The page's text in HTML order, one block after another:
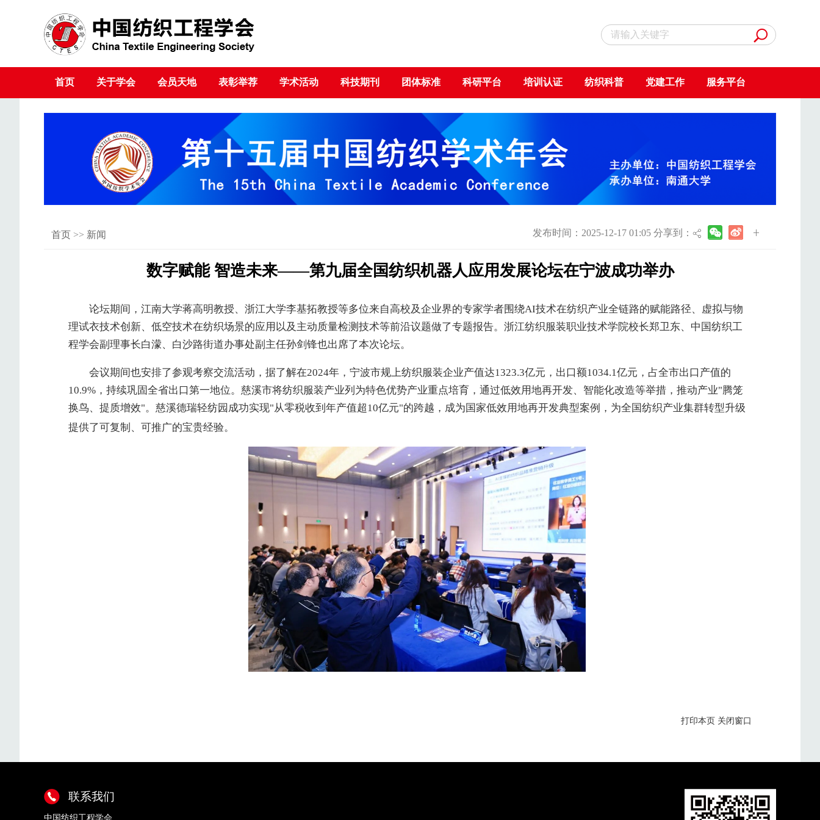
首页 关于学会 会员天地 表彰举荐 学术活动 科技期刊 团体标准 科研平台 培训认证 纺织科普 党建工作 服务平台
首页 >> 新闻 发布时间：2025-12-17 01:05 分享到：
数字赋能 智造未来——第九届全国纺织机器人应用发展论坛在宁波成功举办
论坛期间，江南大学蒋高明教授、浙江大学李基拓教授等多位来自高校及企业界的专家学者围绕AI技术在纺织产业全链路的赋能路径、虚拟与物
理试衣技术创新、低空技术在纺织场景的应用以及主动质量检测技术等前沿议题做了专题报告。浙江纺织服装职业技术学院校长郑卫东、中国纺织工
程学会副理事长白濛、白沙路街道办事处副主任孙剑锋也出席了本次论坛。
会议期间也安排了参观考察交流活动，据了解在2024年，宁波市规上纺织服装企业产值达1323.3亿元，出口额1034.1亿元，占全市出口产值的
10.9%，持续巩固全省出口第一地位。慈溪市将纺织服装产业列为特色优势产业重点培育，通过低效用地再开发、智能化改造等举措，推动产业"腾笼
换鸟、提质增效"。慈溪德瑞轻纺园成功实现"从零税收到年产值超10亿元"的跨越，成为国家低效用地再开发典型案例，为全国纺织产业集群转型升级
提供了可复制、可推广的宝贵经验。
打印本页 关闭窗口
联系我们
中国纺织工程学会